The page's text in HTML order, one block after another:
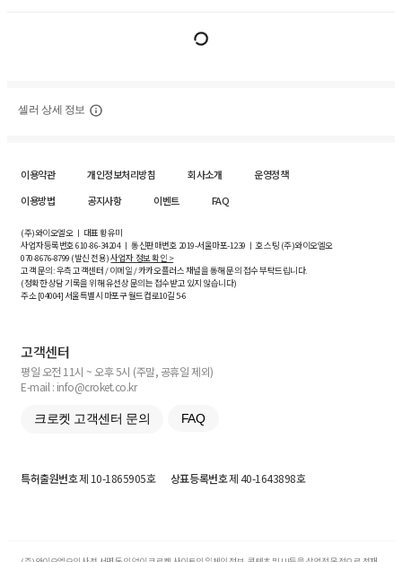
셀러 상세 정보
이용약관 개인정보처리방침 회사소개
운영정책
이용방법
공지사항 이벤트 FAQ
(주)와이오엘오 ㅣ 대표 황유미
사업자등록번호610-86-34204ㅣ 통신판매번호 2019-서울마포-1239 ㅣ 호스팅 (주)와이오엘오
070-8676-8799 (발신 전용)사업자 정보 확인 >
고객 문의: 우측 고객센터 / 이메일 / 카카오플러스 채널을 통해 문의 접수 부탁드립니다.
(정확한 상담 기록을 위해 유선상 문의는 접수받고 있지 않습니다)
주소 [04004] 서울특별시 마포구 월드컵로10길5-6
고객센터
평일 오전 11시 ~ 오후 5시 (주말, 공휴일 제외)
E-mail : info@croket.co.kr
크로켓 고객센터 문의 FAQ
특허출원번호제 10-1865905호 상표등록번호제 40-1643898호